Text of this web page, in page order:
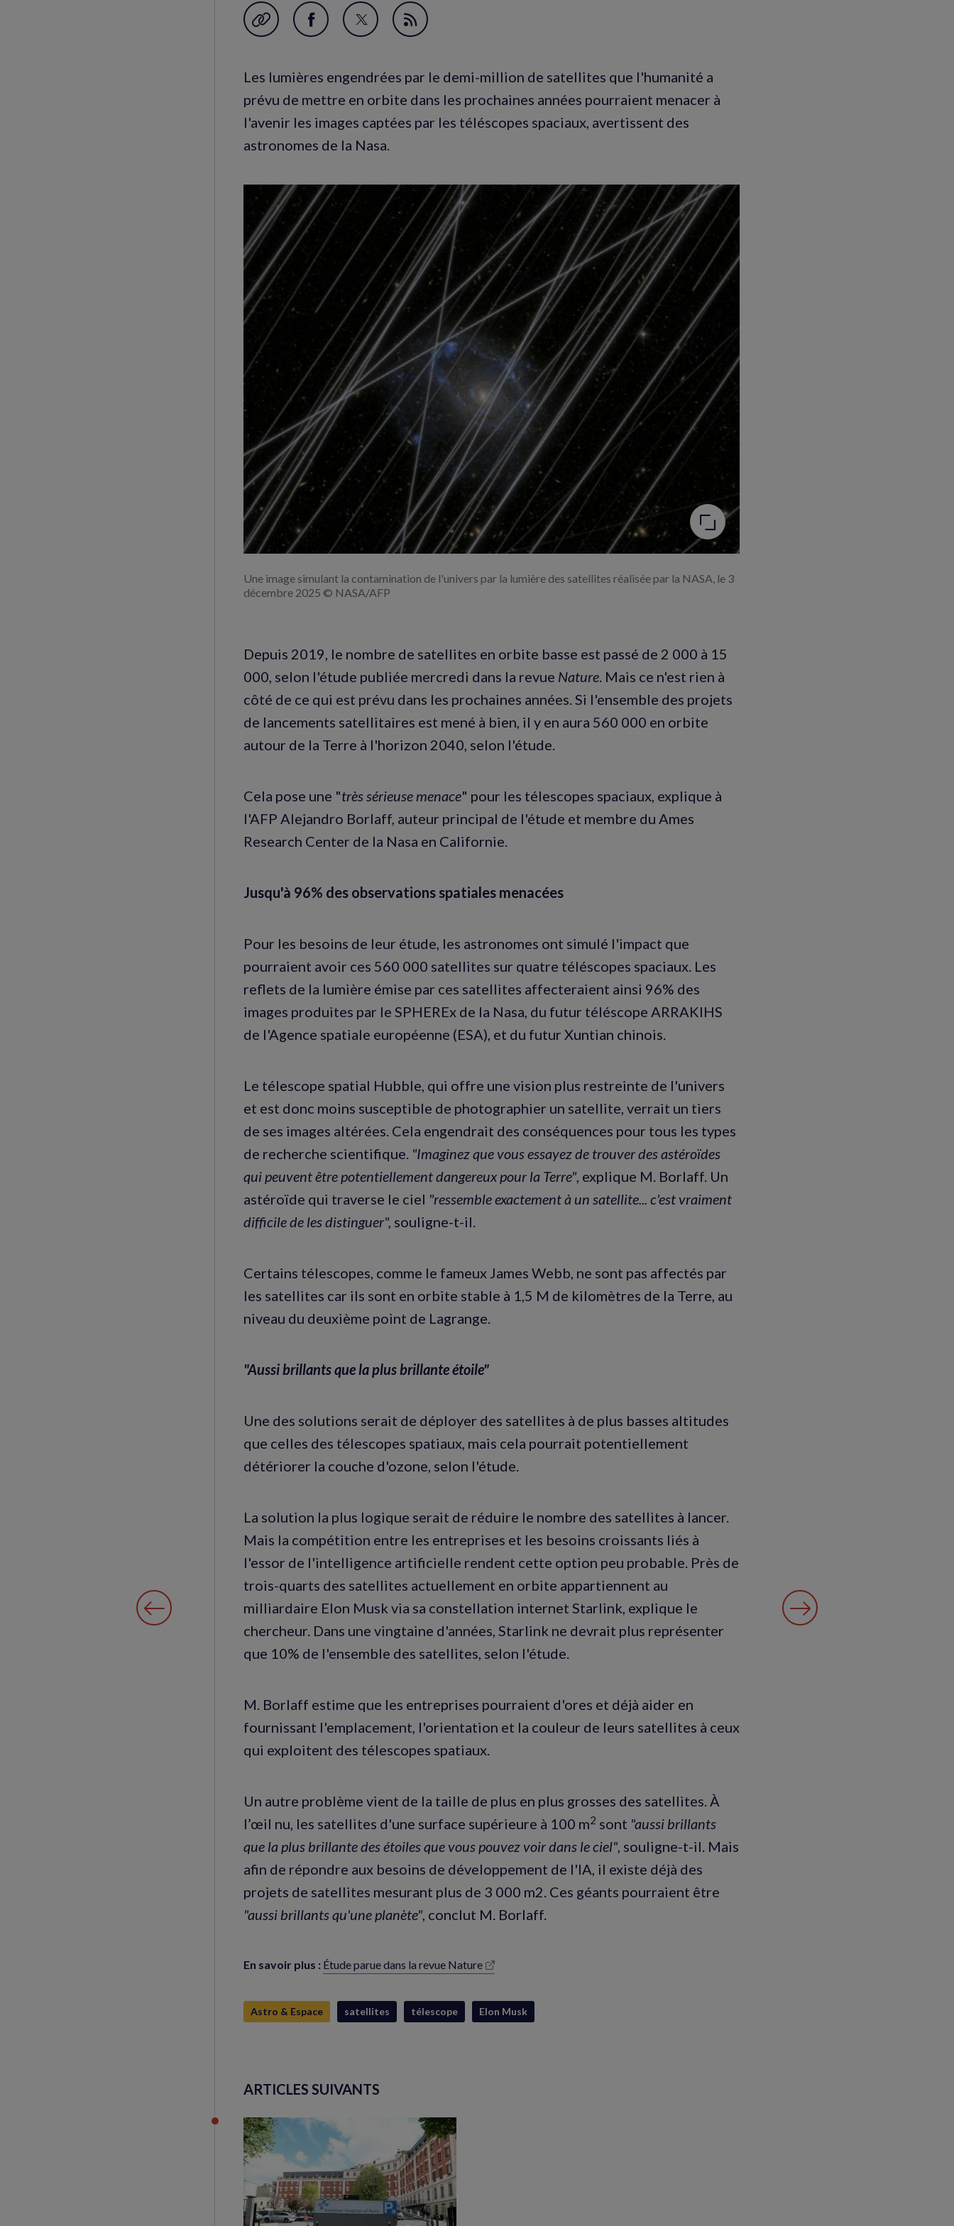
Garder en favori
Partager
(nouvelle
Partager
Twitter
(nouvelle
Flux
Les lumières engendrées par le demi-million de satellites que l'humanité a
prévu de mettre en orbite dans les prochaines années pourraient menacer à
l'avenir les images captées par les téléscopes spaciaux, avertissent des
astronomes de la Nasa.
Agrandir
l'image
Une image simulant la contamination de l'univers par la lumière des satellites réalisée par la NASA, le 3
décembre 2025 © NASA/AFP
Depuis 2019, le nombre de satellites en orbite basse est passé de 2 000 à 15
000, selon l'étude publiée mercredi dans la revue Nature. Mais ce n'est rien à
côté de ce qui est prévu dans les prochaines années. Si l'ensemble des projets
de lancements satellitaires est mené à bien, il y en aura 560 000 en orbite
autour de la Terre à l'horizon 2040, selon l'étude.
Cela pose une "très sérieuse menace" pour les télescopes spaciaux, explique à
l'AFP Alejandro Borlaff, auteur principal de l'étude et membre du Ames
Research Center de la Nasa en Californie.
Jusqu'à 96% des observations spatiales menacées
Pour les besoins de leur étude, les astronomes ont simulé l'impact que
pourraient avoir ces 560 000 satellites sur quatre téléscopes spaciaux. Les
reflets de la lumière émise par ces satellites affecteraient ainsi 96% des
images produites par le SPHEREx de la Nasa, du futur téléscope ARRAKIHS
de l'Agence spatiale européenne (ESA), et du futur Xuntian chinois.
Le télescope spatial Hubble, qui offre une vision plus restreinte de l'univers
et est donc moins susceptible de photographier un satellite, verrait un tiers
de ses images altérées. Cela engendrait des conséquences pour tous les types
de recherche scientifique. "Imaginez que vous essayez de trouver des astéroïdes
qui peuvent être potentiellement dangereux pour la Terre", explique M. Borlaff. Un
astéroïde qui traverse le ciel "ressemble exactement à un satellite... c'est vraiment
difficile de les distinguer", souligne-t-il.
Certains télescopes, comme le fameux James Webb, ne sont pas affectés par
les satellites car ils sont en orbite stable à 1,5 M de kilomètres de la Terre, au
niveau du deuxième point de Lagrange.
"Aussi brillants que la plus brillante étoile"
Une des solutions serait de déployer des satellites à de plus basses altitudes
que celles des télescopes spatiaux, mais cela pourrait potentiellement
détériorer la couche d'ozone, selon l'étude.
La solution la plus logique serait de réduire le nombre des satellites à lancer.
Mais la compétition entre les entreprises et les besoins croissants liés à
l'essor de l'intelligence artificielle rendent cette option peu probable. Près de
trois-quarts des satellites actuellement en orbite appartiennent au
milliardaire Elon Musk via sa constellation internet Starlink, explique le
chercheur. Dans une vingtaine d'années, Starlink ne devrait plus représenter
que 10% de l'ensemble des satellites, selon l'étude.
M. Borlaff estime que les entreprises pourraient d'ores et déjà aider en
fournissant l'emplacement, l'orientation et la couleur de leurs satellites à ceux
qui exploitent des télescopes spatiaux.
Un autre problème vient de la taille de plus en plus grosses des satellites. À
l’œil nu, les satellites d'une surface supérieure à 100 m2 sont "aussi brillants
que la plus brillante des étoiles que vous pouvez voir dans le ciel", souligne-t-il. Mais
afin de répondre aux besoins de développement de l'IA, il existe déjà des
projets de satellites mesurant plus de 3 000 m2. Ces géants pourraient être
"aussi brillants qu'une planète", conclut M. Borlaff.
En savoir plus : Étude parue dans la revue Nature
(nouvelle
Astro & Espace satellites télescope Elon Musk
ARTICLES SUIVANTS